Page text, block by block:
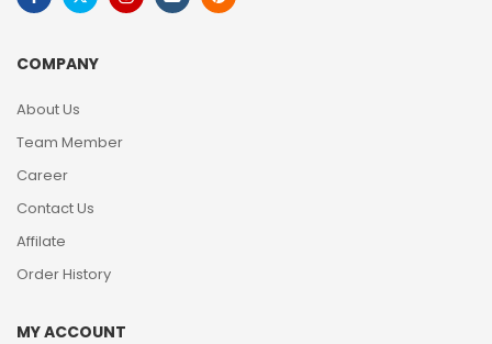
COMPANY
About Us
Team Member
Career
Contact Us
Affilate
Order History
MY ACCOUNT